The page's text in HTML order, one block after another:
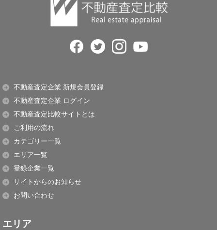
不動産査定企業 新規会員登録
不動産査定企業 ログイン
不動産査定比較サイトとは
ご利用の流れ
カテゴリー一覧
エリア一覧
登録企業一覧
サイトからのお知らせ
お問い合わせ
エリア